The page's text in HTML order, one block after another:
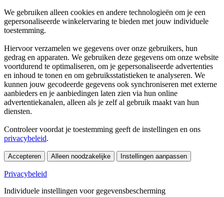
We gebruiken alleen cookies en andere technologieën om je een
gepersonaliseerde winkelervaring te bieden met jouw individuele
toestemming.
Hiervoor verzamelen we gegevens over onze gebruikers, hun
gedrag en apparaten. We gebruiken deze gegevens om onze website
voortdurend te optimaliseren, om je gepersonaliseerde advertenties
en inhoud te tonen en om gebruiksstatistieken te analyseren. We
kunnen jouw gecodeerde gegevens ook synchroniseren met externe
aanbieders en je aanbiedingen laten zien via hun online
advertentiekanalen, alleen als je zelf al gebruik maakt van hun
diensten.
Controleer voordat je toestemming geeft de instellingen en ons
privacybeleid.
Accepteren Alleen noodzakelijke Instellingen aanpassen
Privacybeleid
Individuele instellingen voor gegevensbescherming